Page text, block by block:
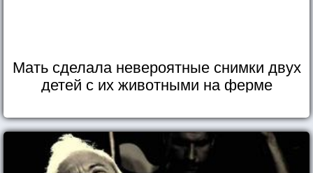
Мать сделала невероятные снимки двух
детей с их животными на ферме